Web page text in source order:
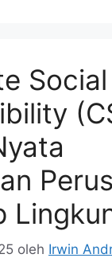
Social
oleh Irwin